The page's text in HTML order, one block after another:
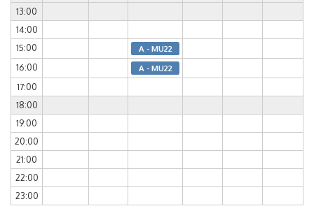
13:00
14:00
15:00
A - MU22
16:00 A - MU22
17:00
18:00
19:00
20:00
21:00
22:00
23:00